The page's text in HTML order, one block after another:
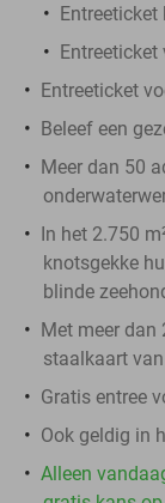
Entreeticket
Beleef een
Meer dan 50
In het 2.750
knotsgekke
blinde
Met meer dan
staalkaart
Gratis entree
Ook geldig in
Alleen